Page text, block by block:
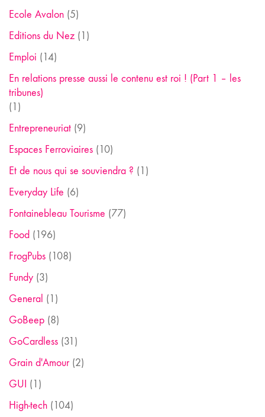
Ecole Avalon (5)
Editions du Nez (1)
Emploi (14)
En relations presse aussi le contenu est roi ! (Part 1 – les
tribunes)
(1)
Entrepreneuriat (9)
Espaces Ferroviaires (10)
Et de nous qui se souviendra ? (1)
Everyday Life (6)
Fontainebleau Tourisme (77)
Food (196)
FrogPubs (108)
Fundy (3)
General (1)
GoBeep (8)
GoCardless (31)
Grain d'Amour(2)
GUI (1)
High-tech (104)